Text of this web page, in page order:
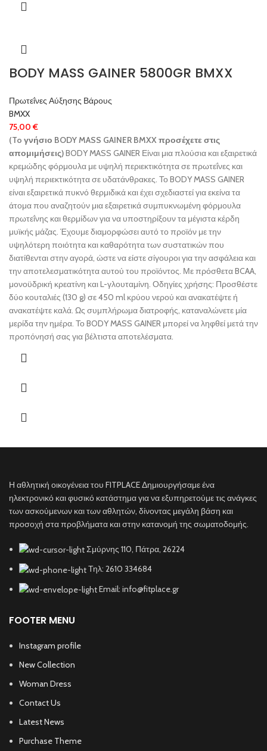
BODY MASS GAINER 5800GR BMXX
Πρωτεΐνες Αύξησης Βάρους
BMXX
75,00€
(To γνήσιο BODY MASS GAINER BMXX προσέχετε στις
απομιμήσεις)BODY MASS GAINER Είναι μια πλούσια και εξαιρετικά
κρεμώδης φόρμουλα με υψηλή περιεκτικότητα σε πρωτεΐνες και
υψηλή περιεκτικότητα σε υδατάνθρακες. Το BODY MASS GAINER
είναι εξαιρετικά πυκνό θερμιδικά και έχει σχεδιαστεί για εκείνα τα
άτομα που αναζητούν μια εξαιρετικά συμπυκνωμένη φόρμουλα
πρωτεΐνης και θερμίδων για να υποστηρίξουν τα μέγιστα κέρδη
μυϊκής μάζας. Έχουμε διαμορφώσει αυτό το προϊόν με την
υψηλότερη ποιότητα και καθαρότητα των συστατικών που
διατίθενται στην αγορά, ώστε να είστε σίγουροι για την ασφάλεια και
την αποτελεσματικότητα αυτού του προϊόντος. Με πρόσθετα BCAA,
μονοϋδρική κρεατίνη και L-γλουταμίνη. Οδηγίες χρήσης: Προσθέστε
δύο κουταλιές (130 g) σε 450 ml κρύου νερού και ανακατέψτε ή
ανακατέψτε καλά. Ως συμπλήρωμα διατροφής, καταναλώνετε μία
μερίδα την ημέρα. Το BODY MASS GAINER μπορεί να ληφθεί μετά την
προπόνησή σας για βέλτιστα αποτελέσματα.
Η αθλητική οικογένεια του FITPLACE Δημιουργήσαμε ένα
ηλεκτρονικό και φυσικό κατάστημα για να εξυπηρετούμε τις ανάγκες
των ασκούμενων και των αθλητών, δίνοντας μεγάλη βάση και
προσοχή στα προβλήματα και στην κατανομή της σωματοδομής.
Σμύρνης 110, Πάτρα, 26224
Τηλ: 2610 334684
Email: info@fitplace.gr
FOOTER MENU
Instagram profile
New Collection
Woman Dress
Contact Us
Latest News
Purchase Theme